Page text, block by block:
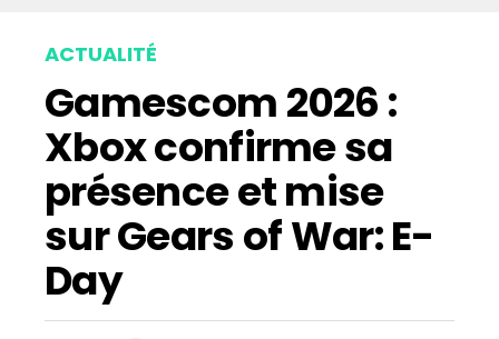
ACTUALITÉ
Gamescom 2026 :
Xbox confirme sa
présence et mise
sur Gears of War: E-
Day